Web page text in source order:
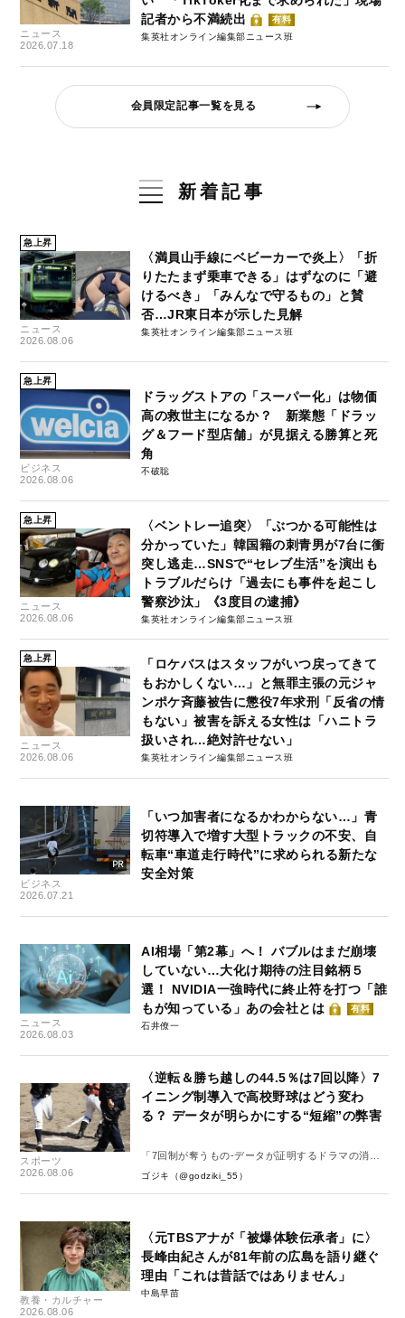
ニュース
2026.07.18
記者から不満続出
有料
集英社オンライン編集部ニュース班
会員限定記事一覧を見る
新着記事
急上昇
ニュース
2026.08.06
〈満員山手線にベビーカーで炎上〉「折
りたたまず乗車できる」はずなのに「避
けるべき」「みんなで守るもの」と賛
否…JR東日本が示した見解
集英社オンライン編集部ニュース班
急上昇
ビジネス
2026.08.06
ドラッグストアの「スーパー化」は物価
高の救世主になるか？ 新業態「ドラッ
グ＆フード型店舗」が見据える勝算と死
角
不破聡
急上昇
ニュース
2026.08.06
〈ベントレー追突〉「ぶつかる可能性は
分かっていた」韓国籍の刺青男が7台に衝
突し逃走…SNSで“セレブ生活”を演出も
トラブルだらけ「過去にも事件を起こし
警察沙汰」《3度目の逮捕》
集英社オンライン編集部ニュース班
急上昇
ニュース
2026.08.06
「ロケバスはスタッフがいつ戻ってきて
もおかしくない…」と無罪主張の元ジャ
ンポケ斉藤被告に懲役7年求刑「反省の情
もない」被害を訴える女性は「ハニトラ
扱いされ…絶対許せない」
集英社オンライン編集部ニュース班
ビジネス
2026.07.21
「いつ加害者になるかわからない…」青
切符導入で増す大型トラックの不安、自
転車“車道走行時代”に求められる新たな
安全対策
ニュース
2026.08.03
AI相場「第2幕」へ！ バブルはまだ崩壊
していない…大化け期待の注目銘柄５
選！ NVIDIA一強時代に終止符を打つ「誰
もが知っている」あの会社とは
有料
石井僚一
スポーツ
2026.08.06
〈逆転＆勝ち越しの44.5％は7回以降〉7
イニング制導入で高校野球はどう変わ
る？ データが明らかにする“短縮”の弊害
「7回制が奪うもの-データが証明するドラマの消
失-」
ゴジキ（@godziki_55）
教養・カルチャー
2026.08.06
〈元TBSアナが「被爆体験伝承者」に〉
長峰由紀さんが81年前の広島を語り継ぐ
理由「これは昔話ではありません」
中島早苗